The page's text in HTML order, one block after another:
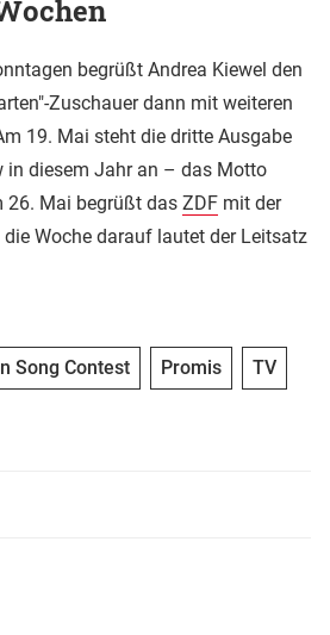
begrüßt Andrea Kiewel den
Zuschauer dann mit weiteren
19. Mai steht die dritte Ausgabe
in diesem Jahr an – das Motto
26. Mai begrüßt das ZDF mit der
Woche darauf lautet der Leitsatz
Song Contest Promis TV